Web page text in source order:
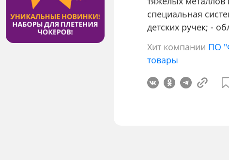
специальная
детских ручек; -
Хит компании ПО
товары